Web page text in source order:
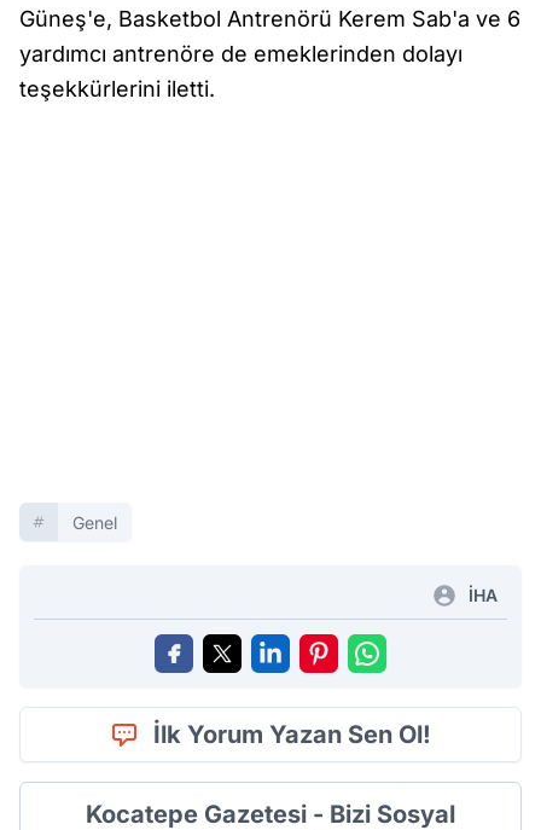
Güneş'e, Basketbol Antrenörü Kerem Sab'a ve 6
yardımcı antrenöre de emeklerinden dolayı
teşekkürlerini iletti.
Genel
İHA
İlk Yorum Yazan Sen Ol!
Kocatepe Gazetesi - Bizi Sosyal